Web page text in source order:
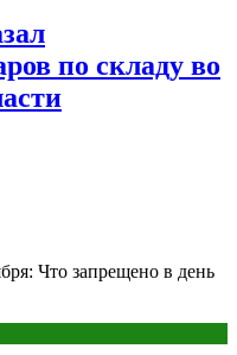
по складу во
Что запрещено в день